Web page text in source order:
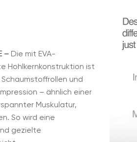
– Die mit EVA-
Hohlkernkonstruktion ist
und
– ähnlich einer
Muskulatur,
So wird eine
gezielte